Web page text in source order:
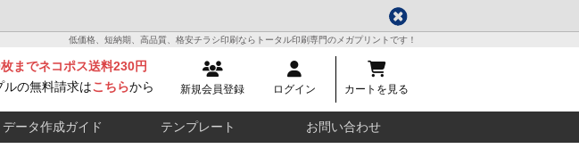
低価格、短納期、高品質、格安チラシ印刷ならトータル印刷専門のメガプリントです！
新規会員登録 ログイン カートを見る
までネコポス送料230円
の無料請求はこちらから
データ作成ガイド テンプレート お問い合わせ